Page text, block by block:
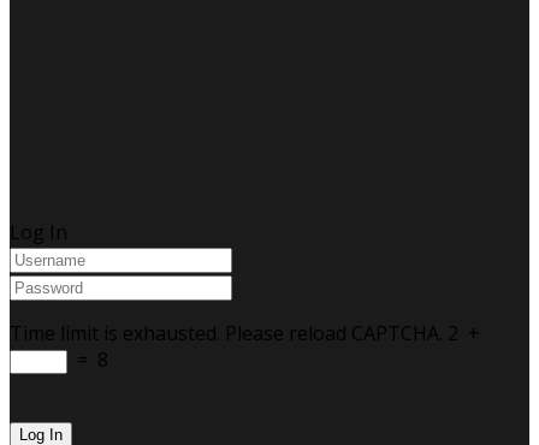
Log In
Time limit is exhausted. Please reload CAPTCHA. 2 +
= 8